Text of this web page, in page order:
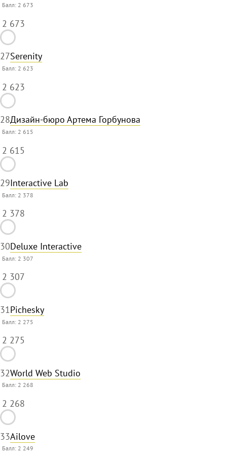
Балл: 2 673
2 673
27Serenity
Балл: 2 623
2 623
28Дизайн-бюро Артема Горбунова
Балл: 2 615
2 615
29Interactive Lab
Балл: 2 378
2 378
30Deluxe Interactive
Балл: 2 307
2 307
31Pichesky
Балл: 2 275
2 275
32World Web Studio
Балл: 2 268
2 268
33Ailove
Балл: 2 249